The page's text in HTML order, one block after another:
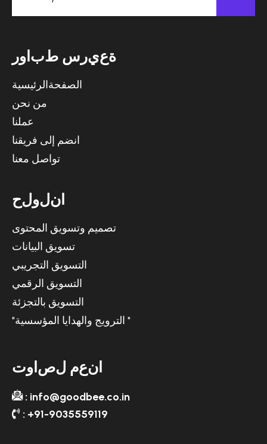
رو بط س ريعة
الصفحةالرئيسية
من نحن
عملنا
انضم إلى فريقنا
تواصل معنا
حلولن
تصميم وتسويق المحتوى
تسويق البيانات
التسويق التجريبي
التسويق الرقمي
التسويق بالتجزئة
"الترويج والهدايا المؤسسية "
تو صل معن
: info@goodbee.co.in
: +91-9035559119